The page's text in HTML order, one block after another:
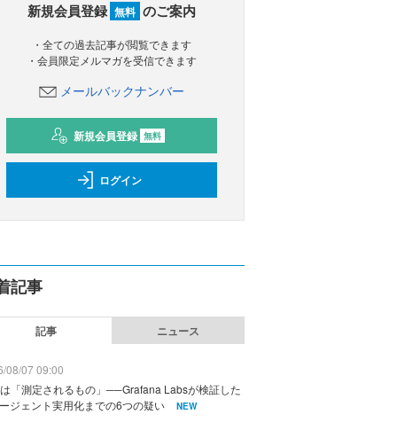
新規会員登録 無料 のご案内
・全ての過去記事が閲覧できます
・会員限定メルマガを受信できます
メールバックナンバー
新規会員登録 無料
ログイン
記事
記事 ニュース
08/07 09:00
「測定されるもの」──Grafana Labsが検証した
ジェント実用化までの6つの疑い
NEW